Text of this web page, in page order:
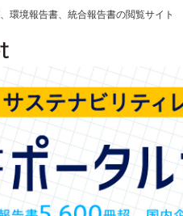
環境報告書、統合報告書の閲覧サイト